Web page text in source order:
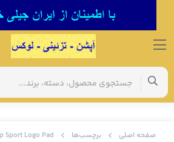
صفحه اصلی برچسب‌ها Sport Logo Pad